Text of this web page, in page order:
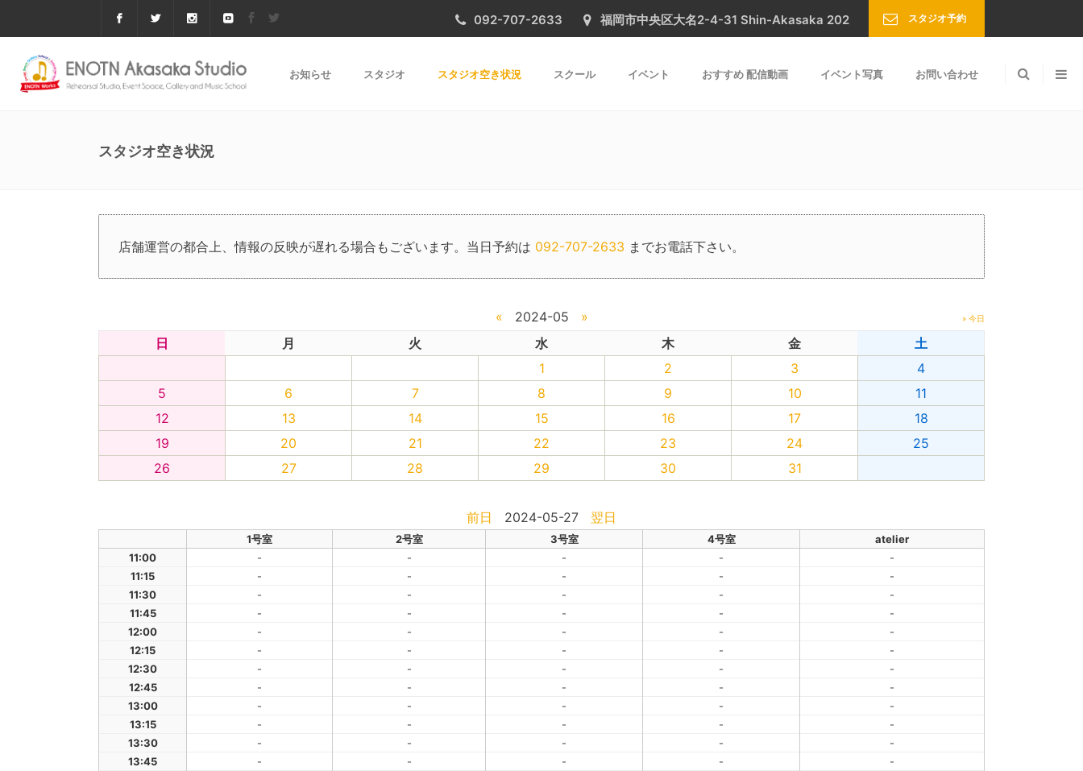
092-707-2633 福岡市中央区大名2-4-31 Shin-Akasaka 202 スタジオ予約
お知らせ スタジオ スタジオ空き状況 スクール イベント おすすめ 配信動画 イベント写真 お問い合わせ
スタジオ空き状況
店舗運営の都合上、情報の反映が遅れる場合もございます。当日予約は 092-707-2633 までお電話下さい。
« 2024-05 » » 今日
日 月 火 水 木 金
土
1
2 3
4
5
6 7 8 9 10
11
12
13 14 15 16 17
18
19
20 21 22 23 24
25
26
27 28 29 30 31
前日 2024-05-27 翌日
1号室 2号室 3号室 4号室
atelier
11:00
- - - -
-
11:15
- - - -
-
11:30
- - - -
-
11:45
- - - -
-
12:00
- - - -
-
12:15
- - - -
-
12:30
- - - -
-
12:45
- - - -
-
13:00
- - - -
-
13:15
- - - -
-
13:30
- - - -
-
13:45
- - - -
-